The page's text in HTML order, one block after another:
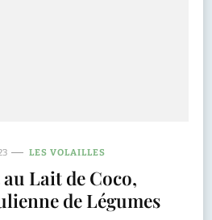
LES VOLAILLES
Lait de Coco,
de Légumes